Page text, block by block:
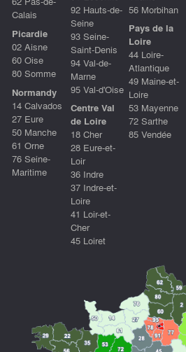
Calais
Picardie
02 Aisne
60 Oise
80 Somme
Normandy
14 Calvados
27 Eure
50 Manche
61 Orne
76 Seine-
Maritime
92 Hauts-de-
Seine
93 Seine-
Saint-Denis
94 Val-de-
Marne
95 Val-d'Oise
Centre Val
de Loire
18 Cher
28 Eure-et-
Loir
36 Indre
37 Indre-et-
Loire
41 Loir-et-
Cher
45 Loiret
56 Morbihan
Pays de la
Loire
44 Loire-
Atlantique
49 Maine-et-
Loire
53 Mayenne
72 Sarthe
85 Vendée